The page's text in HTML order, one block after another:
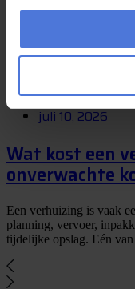
langer, de kans op
rond...
juli 10, 2026
Wat kost een
onverwachte
Een verhuizing is vaak
planning, vervoer,
tijdelijke opslag. Eén van